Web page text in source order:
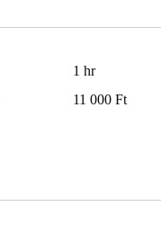
1 hr
magyar
11 000 Ft